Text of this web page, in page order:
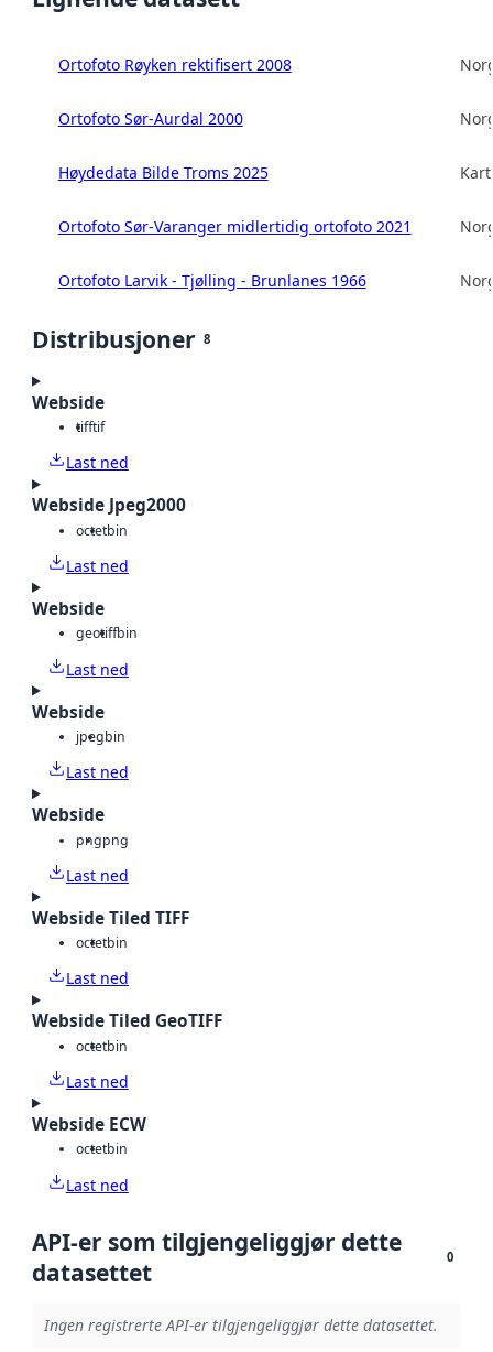
Ortofoto Røyken rektifisert 2008
Ortofoto Sør-Aurdal 2000
Høydedata Bilde Troms 2025
Ortofoto Sør-Varanger midlertidig ortofoto 2021
Ortofoto Larvik - Tjølling - Brunlanes 1966
Distribusjoner 8
Webside
tifftif
Last ned
Webside Jpeg2000
octetbin
Last ned
Webside
geotiffbin
Last ned
Webside
jpegbin
Last ned
Webside
pngpng
Last ned
Webside Tiled TIFF
octetbin
Last ned
Webside Tiled GeoTIFF
octetbin
Last ned
Webside ECW
octetbin
Last ned
API-er som tilgjengeliggjør dette
datasettet
0
Ingen registrerte API-er tilgjengeliggjør dette datasettet.